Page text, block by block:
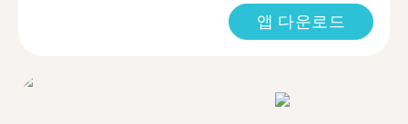
앱 다운로드